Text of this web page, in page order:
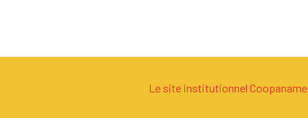
Le site institutionnel Coopaname